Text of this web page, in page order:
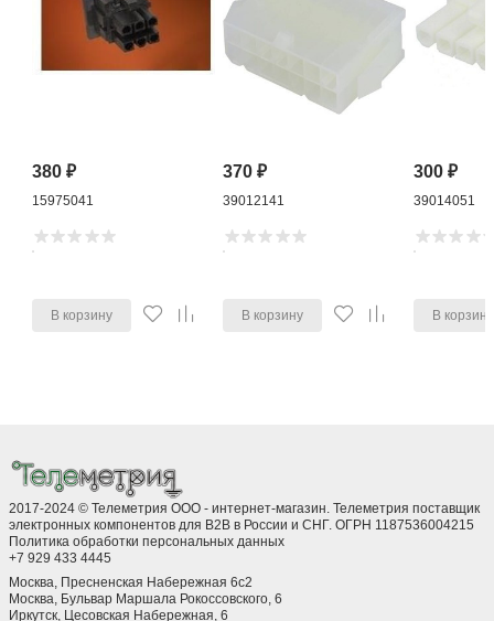
380₽
15975041
В корзину
370₽
39012141
В корзину
300₽
39014051
В корзину
2017-2024 © Телеметрия ООО - интернет-магазин. Телеметрия поставщик
электронных компонентов для B2B в России и СНГ. ОГРН 1187536004215
Политика обработки персональных данных
+7 929 433 4445
Москва, Пресненская Набережная 6с2
Москва, ​Бульвар Маршала Рокоссовского, 6
Иркутск, ​Цесовская Набережная, 6